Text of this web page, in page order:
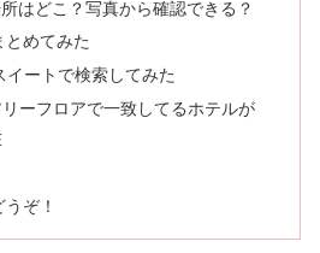
はどこ？写真から確認できる？
めてみた
イートで検索してみた
ーフロアで一致してるホテルが
ぞ！